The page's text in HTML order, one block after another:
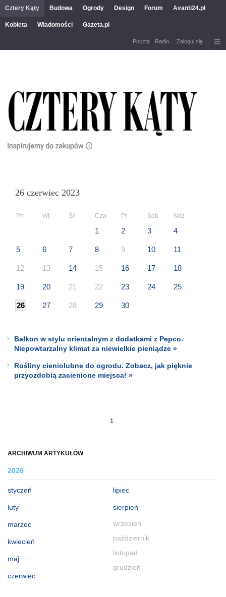
Cztery Kąty Budowa Ogrody Design Forum Avanti24.pl
Kobieta Wiadomości Gazeta.pl
Poczta Radio Zaloguj się
ARCHIWUM ARTYKUŁÓW
2026
styczeń
luty
marzec
kwiecień
maj
czerwiec
lipiec
sierpień
wrzesień
październik
listopad
grudzień
26 czerwiec 2023
Pn Wt Śr Czw Pt Sob Ndz
1 2 3 4
5 6 7 8 9 10 11
12 13 14 15 16 17 18
19 20 21 22 23 24 25
26 27 28 29 30
Balkon w stylu orientalnym z dodatkami z Pepco.
Niepowtarzalny klimat za niewielkie pieniądze »
Rośliny cieniolubne do ogrodu. Zobacz, jak pięknie
przyozdobią zacienione miejsca! »
1